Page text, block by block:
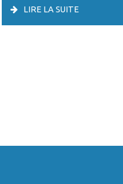
LIRE LA SUITE